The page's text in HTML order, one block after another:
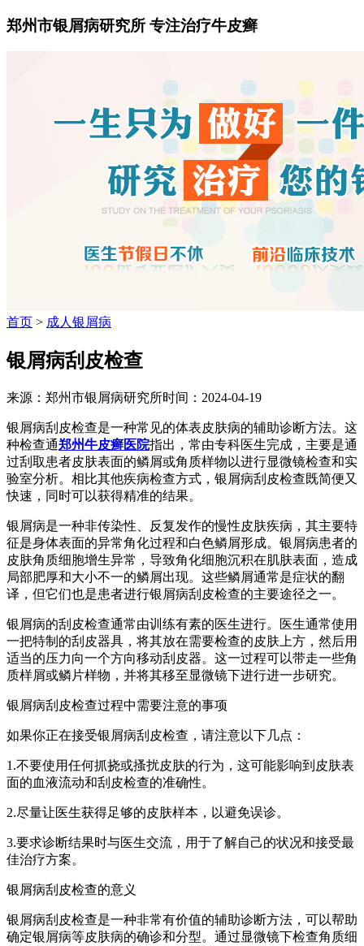
郑州市银屑病研究所 专注治疗牛皮癣
首页 > 成人银屑病
银屑病刮皮检查
来源：郑州市银屑病研究所时间：2024-04-19
银屑病刮皮检查是一种常见的体表皮肤病的辅助诊断方法。这
种检查通郑州牛皮癣医院指出，常由专科医生完成，主要是通
过刮取患者皮肤表面的鳞屑或角质样物以进行显微镜检查和实
验室分析。相比其他疾病检查方式，银屑病刮皮检查既简便又
快速，同时可以获得精准的结果。
银屑病是一种非传染性、反复发作的慢性皮肤疾病，其主要特
征是身体表面的异常角化过程和白色鳞屑形成。银屑病患者的
皮肤角质细胞增生异常，导致角化细胞沉积在肌肤表面，造成
局部肥厚和大小不一的鳞屑出现。这些鳞屑通常是症状的翻
译，但它们也是患者进行银屑病刮皮检查的主要途径之一。
银屑病的刮皮检查通常由训练有素的医生进行。医生通常使用
一把特制的刮皮器具，将其放在需要检查的皮肤上方，然后用
适当的压力向一个方向移动刮皮器。这一过程可以带走一些角
质样屑或鳞片样物，并将其移至显微镜下进行进一步研究。
银屑病刮皮检查过程中需要注意的事项
如果你正在接受银屑病刮皮检查，请注意以下几点：
1.不要使用任何抓挠或搔扰皮肤的行为，这可能影响到皮肤表
面的血液流动和刮皮检查的准确性。
2.尽量让医生获得足够的皮肤样本，以避免误诊。
3.要求诊断结果时与医生交流，用于了解自己的状况和接受最
佳治疗方案。
银屑病刮皮检查的意义
银屑病刮皮检查是一种非常有价值的辅助诊断方法，可以帮助
确定银屑病等皮肤病的确诊和分型。通过显微镜下检查角质细